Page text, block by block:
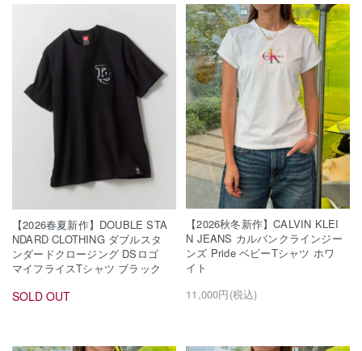
【2026春夏新作】DOUBLE STA
NDARD CLOTHING ダブルスタ
ンダードクロージング DSロゴ
マイフライスTシャツ ブラック
SOLD OUT
【2026秋冬新作】CALVIN KLEI
N JEANS カルバンクラインジー
ンズ Pride ベビーTシャツ ホワ
イト
11,000円(税込)